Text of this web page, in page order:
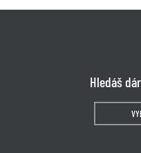
Hledáš